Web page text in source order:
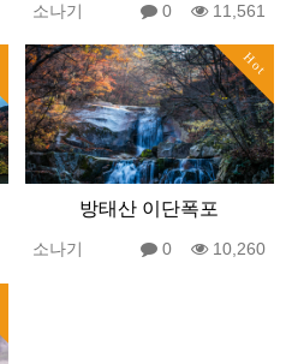
소나기 0 11,561
Hot
방태산 이단폭포
소나기 0 10,260